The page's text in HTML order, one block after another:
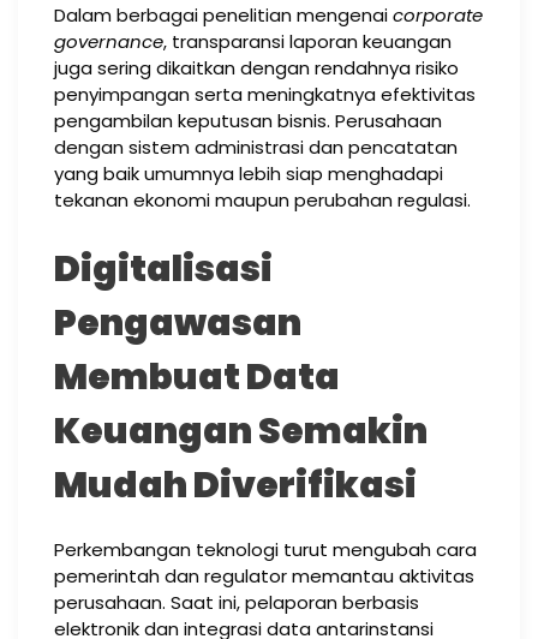
Dalam berbagai penelitian mengenaicorporate
governance, transparansi laporan keuangan
juga sering dikaitkan dengan rendahnya risiko
penyimpangan serta meningkatnya efektivitas
pengambilan keputusan bisnis. Perusahaan
dengan sistem administrasi dan pencatatan
yang baik umumnya lebih siap menghadapi
tekanan ekonomi maupun perubahan regulasi.
Digitalisasi
Pengawasan
Membuat Data
Keuangan Semakin
Mudah Diverifikasi
Perkembangan teknologi turut mengubah cara
pemerintah dan regulator memantau aktivitas
perusahaan. Saat ini, pelaporan berbasis
elektronik dan integrasi data antarinstansi